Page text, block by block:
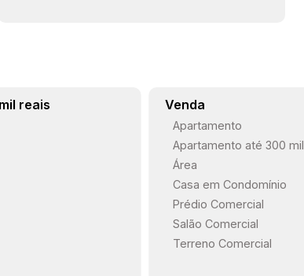
reais Venda
Apartamento
Apartamento até 300 mil
Área
Casa em Condomínio
Prédio Comercial
Salão Comercial
Terreno Comercial